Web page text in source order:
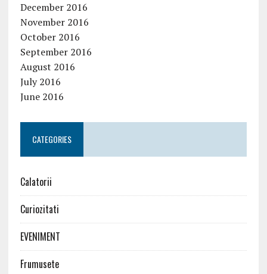
December 2016
November 2016
October 2016
September 2016
August 2016
July 2016
June 2016
CATEGORIES
Calatorii
Curiozitati
EVENIMENT
Frumusete